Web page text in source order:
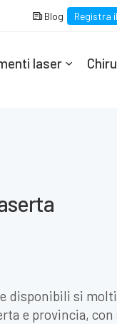
Blog Registra
laser
disponibili si
e provincia,